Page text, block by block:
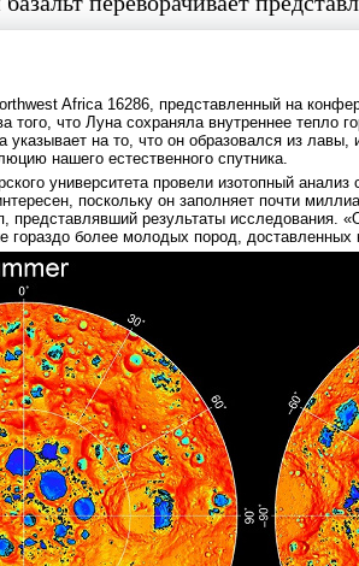
Africa 16286, представленный на
того, что Луна сохраняла внутреннее тепло
указывает на то, что он образовался из
нашего естественного спутника.
университета провели изотопный
поскольку он заполняет почти
представлявший результаты исследования.
гораздо более молодых пород, доставленных